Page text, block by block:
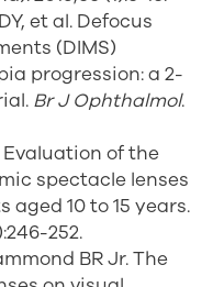
et al. Defocus
(DIMS)
progression: a 2-
Br J Ophthalmol.
Evaluation of the
spectacle lenses
10 to 15 years.
252.
BR Jr. The